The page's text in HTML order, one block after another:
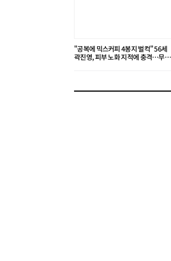
"공복에 믹스커피 4봉지 벌컥" 56세
곽진영, 피부 노화 지적에 충격…무슨